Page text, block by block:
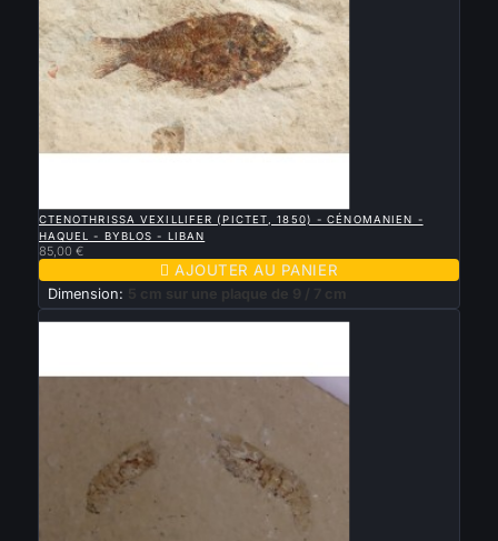
CTENOTHRISSA VEXILLIFER (PICTET, 1850) - CÉNOMANIEN -
HAQUEL - BYBLOS - LIBAN
85,00 €
 AJOUTER AU PANIER
Dimension: 5 cm sur une plaque de 9 / 7 cm
Nouveau